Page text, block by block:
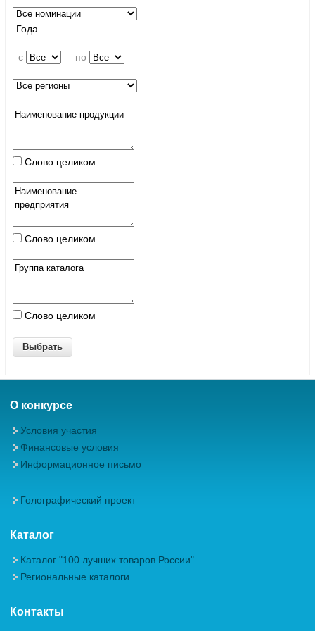
Года
c по
Слово целиком
Слово целиком
Слово целиком
О конкурсе
Условия участия
Финансовые условия
Информационное письмо
Голографический проект
Каталог
Каталог "100 лучших товаров России"
Региональные каталоги
Контакты